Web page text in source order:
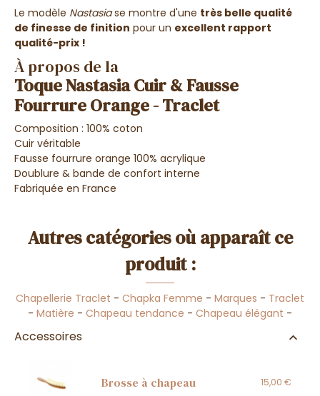
Le modèle Nastasiase montre d'une très belle qualité
de finesse de finition pour un excellent rapport
qualité-prix !
À propos de la
Toque Nastasia Cuir & Fausse
Fourrure Orange - Traclet
Composition : 100% coton
Cuir véritable
Fausse fourrure orange 100% acrylique
Doublure & bande de confort interne
Fabriquée en France
Autres catégories où apparaît ce
produit :
Chapellerie Traclet - Chapka Femme - Marques - Traclet
- Matière - Chapeau tendance - Chapeau élégant -
Accessoires
Brosse à chapeau 15,00 €